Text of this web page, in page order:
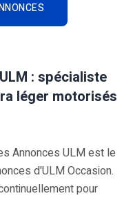
: spécialiste
léger motorisés
Annonces ULM est le
d'ULM Occasion.
pour